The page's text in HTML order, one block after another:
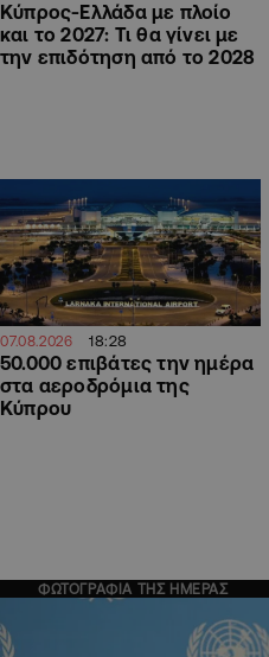
Κύπρος-Ελλάδα με πλοίο
και το 2027: Τι θα γίνει με
την επιδότηση από το 2028
07.08.2026 18:28
50.000 επιβάτες την ημέρα
στα αεροδρόμια της
Κύπρου
ΦΩΤΟΓΡΑΦΙΑ ΤΗΣ ΗΜΕΡΑΣ